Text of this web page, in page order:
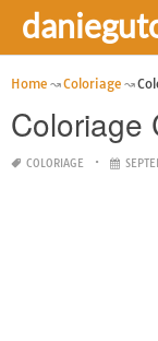
Home Coloriage
Coloriage
COLORIAGE